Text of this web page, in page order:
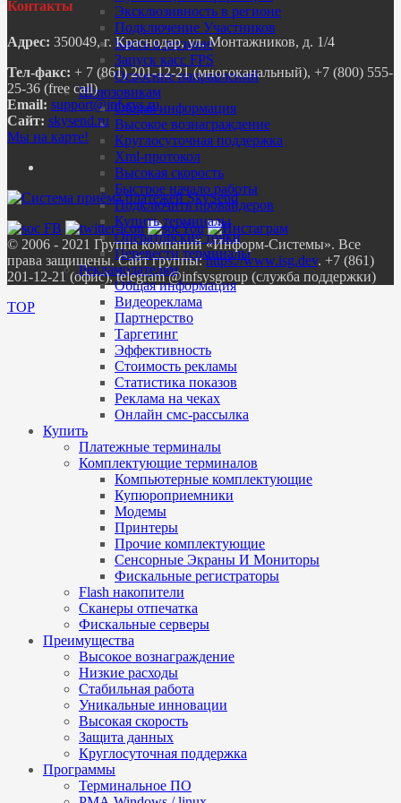
Эксклюзивность в регионе
Подключение Участников
Касса в регионе
Запуск касс FPS
Освоение направлений
Шлюзовикам
Общая информация
Высокое вознаграждение
Круглосуточная поддержка
Xml-протокол
Высокая скорость
Быстрое начало работы
Подключить провайдеров
Купить терминалы
Операторские точки
Перевести терминалы
Рекламодателям
Общая информация
Видеореклама
Партнерство
Таргетинг
Эффективность
Стоимость рекламы
Статистика показов
Реклама на чеках
Онлайн смс-рассылка
Купить
Платежные терминалы
Комплектующие терминалов
Компьютерные комплектующие
Купюроприемники
Модемы
Принтеры
Прочие комплектующие
Сенсорные Экраны И Мониторы
Фискальные регистраторы
Flash накопители
Сканеры отпечатка
Фискальные серверы
Преимущества
Высокое вознаграждение
Низкие расходы
Стабильная работа
Уникальные инновации
Высокая скорость
Защита данных
Круглосуточная поддержка
Программы
Терминальное ПО
Контакты
Адрес: 350049, г. Краснодар, ул. Монтажников, д. 1/4
Тел-факс: + 7 (861) 201-12-21 (многоканальный), +7 (800) 555-
25-36 (free call)
Email:
Сайт: skysend.ru
Мы на карте!
© 2006 - 2021 Группа компаний «Информ-Системы». Все
права защищены. Сайт группы:https://www.isg.dev. +7 (861)
201-12-21 (офис), telegram @infsysgroup (служба поддержки)
TOP